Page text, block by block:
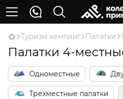
Туризм кемпинг Палатки
Палатки 4-
Одноместные
Трехместные палатки